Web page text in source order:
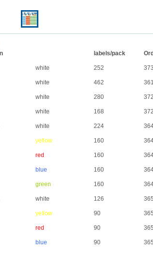
labels/pack
white 252
white 462
white 280
white 168
white 224
yellow 160
red 160
blue 160
green 160
white 126
yellow 90
red 90
blue 90